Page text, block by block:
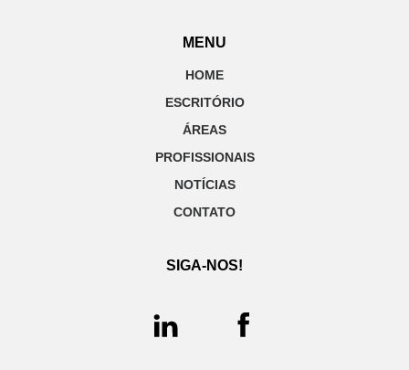
MENU
HOME
ESCRITÓRIO
ÁREAS
PROFISSIONAIS
NOTÍCIAS
CONTATO
SIGA-NOS!